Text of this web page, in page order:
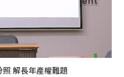
解長年產權難題